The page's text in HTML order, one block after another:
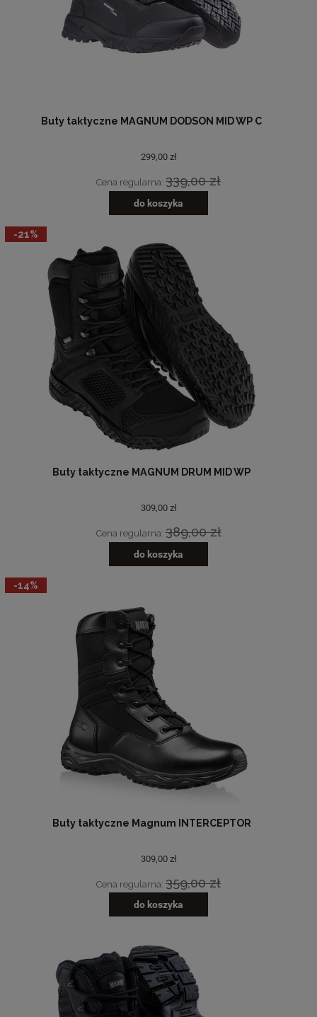
Buty taktyczne MAGNUM DODSON MID WP C
299,00 zł
Cena regularna: 339,00 zł
do koszyka
Buty taktyczne MAGNUM DRUM MID WP
309,00 zł
Cena regularna:389,00 zł
do koszyka
-21%
Buty taktyczne Magnum INTERCEPTOR
309,00 zł
Cena regularna: 359,00 zł
do koszyka
-14%